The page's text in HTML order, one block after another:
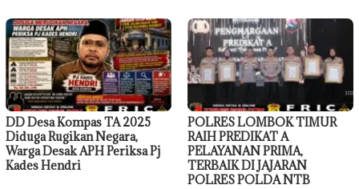
DD Desa Kompas TA 2025
Diduga Rugikan Negara,
Warga Desak APH Periksa Pj
Kades Hendri
POLRES LOMBOK TIMUR
RAIH PREDIKAT A
PELAYANAN PRIMA,
TERBAIK DI JAJARAN
POLRES POLDA NTB